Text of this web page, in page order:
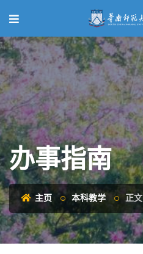
办事指南
主页 本科教学 正文